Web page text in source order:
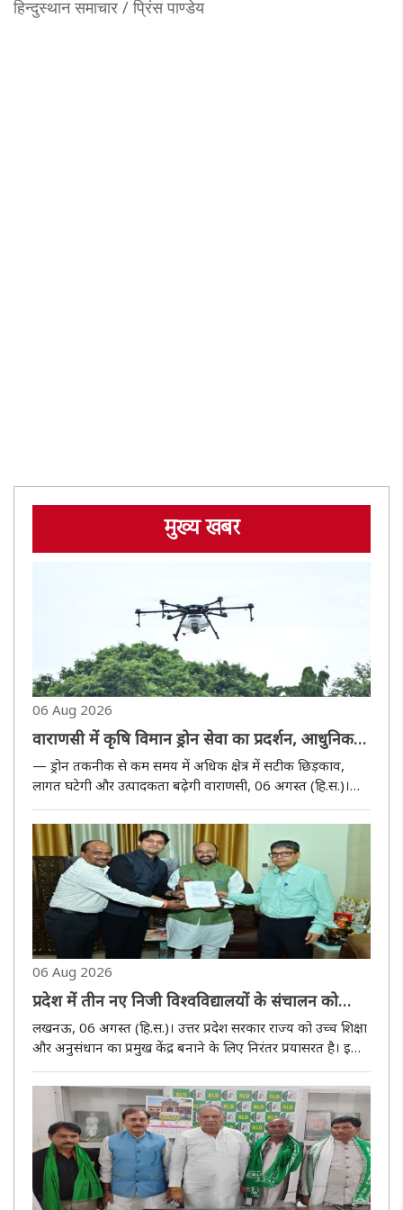
हिन्दुस्थान समाचार / प्रिंस पाण्डेय
मुख्य खबर
06 Aug 2026
वाराणसी में कृषि विमान ड्रोन सेवा का प्रदर्शन, आधुनिक
तकनीक से किसानों की समस्याओं का होगा समाधान
— ड्रोन तकनीक से कम समय में अधिक क्षेत्र में सटीक छिड़काव,
लागत घटेगी और उत्पादकता बढ़ेगी वाराणसी, 06 अगस्त (हि.स.)।
आधुनिक तकनीक को बढ़ावा देने की दिशा में गुरुवार को एक ..
06 Aug 2026
प्रदेश में तीन नए निजी विश्वविद्यालयों के संचालन को
मिली हरी झंडी, उच्च शिक्षा मंत्री ने दिये अनुज्ञा पत्र
लखनऊ, 06 अगस्त (हि.स.)। उत्तर प्रदेश सरकार राज्य को उच्च शिक्षा
और अनुसंधान का प्रमुख केंद्र बनाने के लिए निरंतर प्रयासरत है। इसी
अपने सरकारी आवास पर प्रदेश में स्थापित होने ..